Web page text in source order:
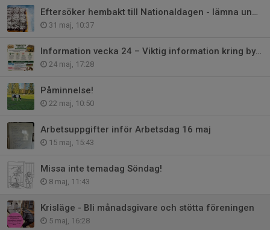
Eftersöker hembakt till Nationaldagen - lämna under veckan
31 maj, 10:37
Information vecka 24 – Viktig information kring byggnationen 🏗
24 maj, 17:28
Påminnelse!
22 maj, 10:50
Arbetsuppgifter inför Arbetsdag 16 maj
15 maj, 15:43
Missa inte temadag Söndag!
8 maj, 11:43
Krisläge - Bli månadsgivare och stötta föreningen
5 maj, 16:28